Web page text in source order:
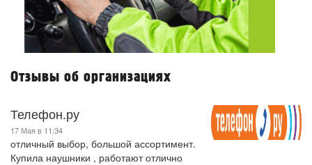
Отзывы об организациях
Телефон.ру
17 Мая в 11:34
отличный выбор, большой ассортимент.
Купила наушники , работают отлично